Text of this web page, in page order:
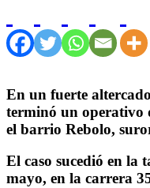
En un fuerte
terminó un operativo
el barrio Rebolo,
El caso sucedió en la
mayo, en la carrera